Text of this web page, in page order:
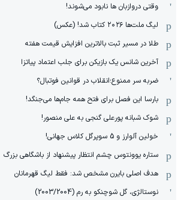
وقتی دروازبان ها نابود می‌شوند!
لیگ ملت‌ها ٢٠٢۶ کتاب شد! (عکس)
طلا در مسیر ثبت بالاترین افزایش قیمت هفته
آخرین شانس یک بازیکن برای جلب اعتماد پیاتزا
ضربه سر ممنوع؛انقلاب در قوانین فوتبال؟
بارسا این فصل برای فتح همه جام‌ها می‌جنگد!
شوک شبانه پورعلی گنجی به علی منصور!
خولین آلوارز و 5 سوپرگل کلاس جهانی!
ستاره یوونتوس چشم انتظار پیشنهاد از باشگاهی بزرگ
هدف اصلی بایرن مشخص شد: فقط لیگ قهرمانان
نوستالژی، گل شوچنکو به رم (2003/2004)